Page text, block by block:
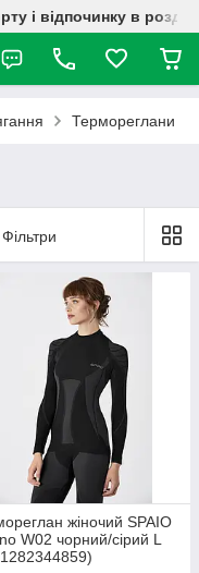
і відпочинку в
Термореглани
Фільтри
жіночий SPAIO
W02 чорний/сірий L